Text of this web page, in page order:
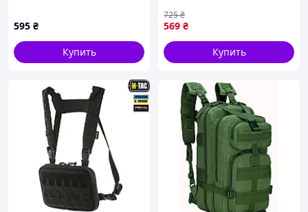
595 ₴
Купить
поясна тактична чоловіча
сумка на пояс армейська
сумка хакі
569 ₴
725₴
Купить